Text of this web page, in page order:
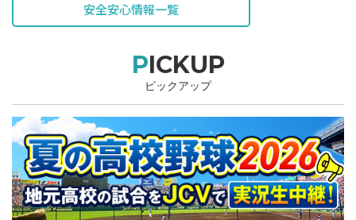
安全安心情報一覧
PICKUP
ピックアップ